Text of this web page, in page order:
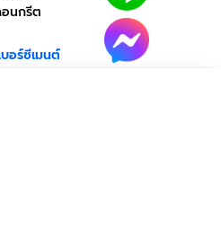
นกรีต
อร์ซีเมนต์
นไม้